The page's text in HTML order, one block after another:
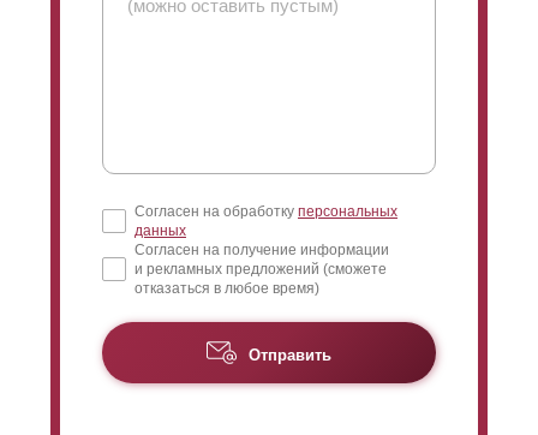
Согласен на обработку персональных
данных
Согласен на получение информации
и рекламных предложений (сможете
отказаться в любое время)
Отправить